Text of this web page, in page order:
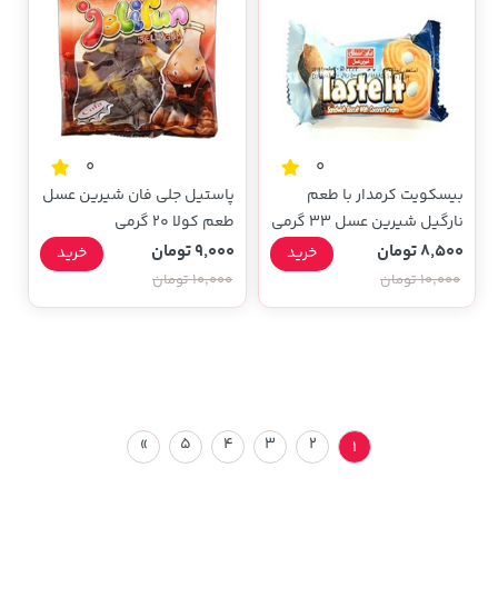
0
بیسکویت کرمدار با طعم
نارگیل شیرین عسل 33 گرمی
8,500 تومان
10,000 تومان
خرید
0
پاستیل جلی فان شیرین عسل
طعم کولا 20 گرمی
9,000 تومان
10,000 تومان
خرید
1
2
3
4
5
»